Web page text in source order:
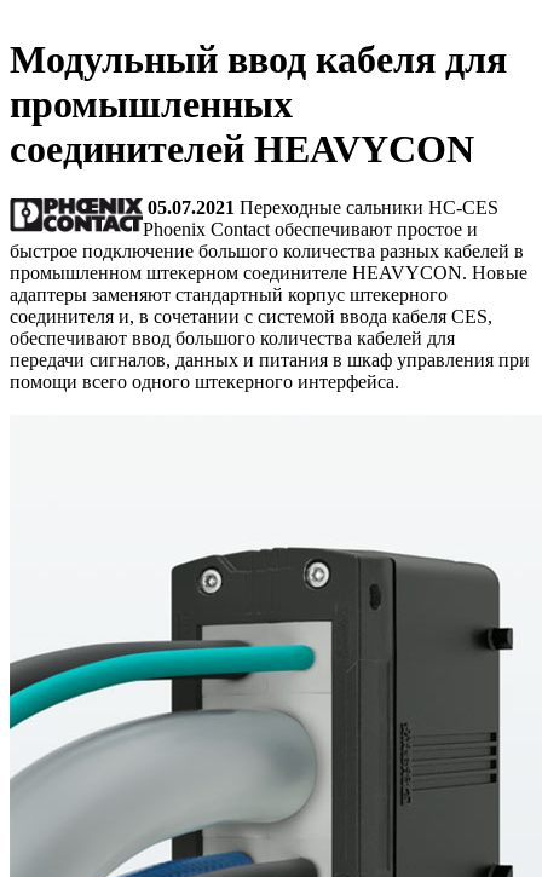
Модульный ввод кабеля для
промышленных
соединителей HEAVYCON
05.07.2021 Переходные сальники HC-CES
Phoenix Contact обеспечивают простое и
быстрое подключение большого количества разных кабелей в
промышленном штекерном соединителе HEAVYCON. Новые
адаптеры заменяют стандартный корпус штекерного
соединителя и, в сочетании с системой ввода кабеля CES,
обеспечивают ввод большого количества кабелей для
передачи сигналов, данных и питания в шкаф управления при
помощи всего одного штекерного интерфейса.